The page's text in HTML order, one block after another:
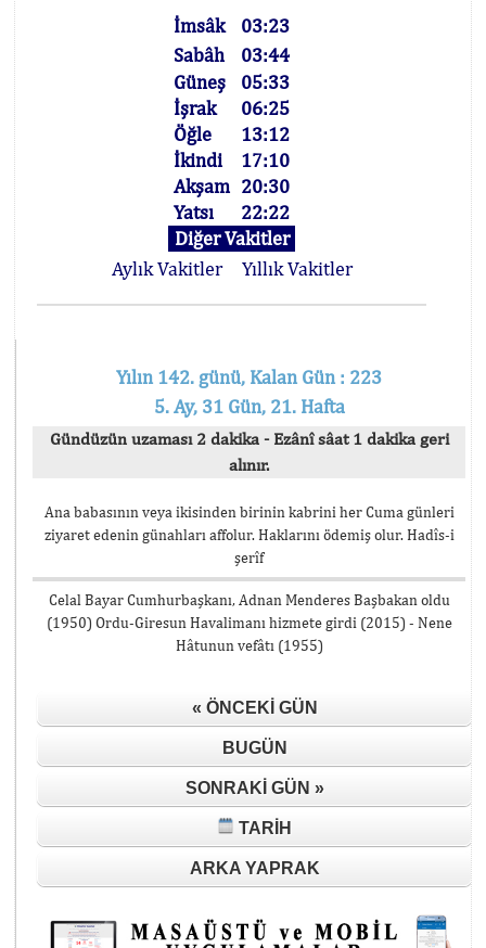
İmsâk
03:23
Sabâh
03:44
Güneş
05:33
İşrak
06:25
Öğle
13:12
İkindi
17:10
Akşam 20:30
Yatsı
22:22
Diğer Vakitler
Aylık Vakitler
Yıllık Vakitler
Yılın 142. günü, Kalan Gün : 223
5. Ay, 31 Gün, 21. Hafta
Gündüzün uzaması 2 dakika - Ezânî sâat 1 dakika geri
alınır.
Ana babasının veya ikisinden birinin kabrini her Cuma günleri
ziyaret edenin günahları affolur. Haklarını ödemiş olur. Hadîs-i
şerîf
Celal Bayar Cumhurbaşkanı, Adnan Menderes Başbakan oldu
(1950) Ordu-Giresun Havalimanı hizmete girdi (2015) - Nene
Hâtunun vefâtı (1955)
« ÖNCEKI GÜN
BUGÜN
SONRAKI GÜN »
TARIH
ARKA YAPRAK